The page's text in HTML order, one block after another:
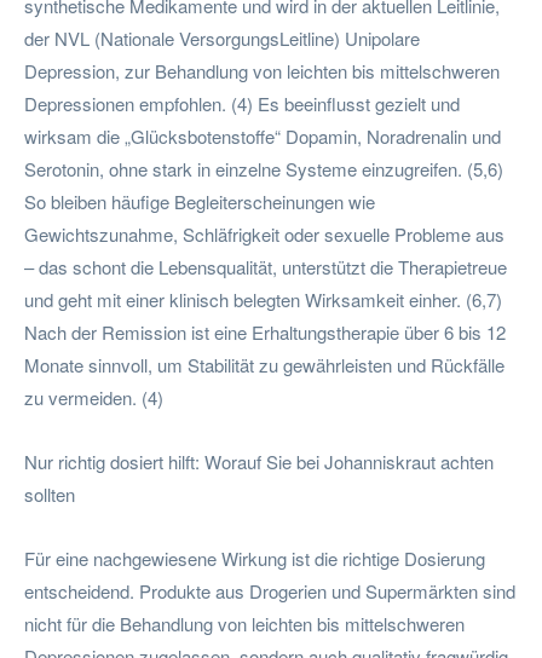
synthetische Medikamente und wird in der aktuellen Leitlinie,
der NVL (Nationale VersorgungsLeitline) Unipolare
Depression, zur Behandlung von leichten bis mittelschweren
Depressionen empfohlen. (4) Es beeinflusst gezielt und
wirksam die „Glücksbotenstoffe“ Dopamin, Noradrenalin und
Serotonin, ohne stark in einzelne Systeme einzugreifen. (5,6)
So bleiben häufige Begleiterscheinungen wie
Gewichtszunahme, Schläfrigkeit oder sexuelle Probleme aus
– das schont die Lebensqualität, unterstützt die Therapietreue
und geht mit einer klinisch belegten Wirksamkeit einher. (6,7)
Nach der Remission ist eine Erhaltungstherapie über 6 bis 12
Monate sinnvoll, um Stabilität zu gewährleisten und Rückfälle
zu vermeiden. (4)
Nur richtig dosiert hilft: Worauf Sie bei Johanniskraut achten
sollten
Für eine nachgewiesene Wirkung ist die richtige Dosierung
entscheidend. Produkte aus Drogerien und Supermärkten sind
nicht für die Behandlung von leichten bis mittelschweren